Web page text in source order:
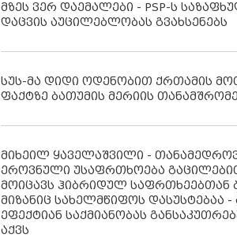
მზეს ვერ დაემალები - PSP-ს
დაცვის აუცილებლობას გვახსენებს
სუს-მა დიდი ოდენობით ქრთამის
ფაქტზე ბათუმის მერიის
მიხეილ ყაველაშვილი -
ეროვნული უსაფრთხოება
მოიცავს ჰიბრიდულ
მიზანიც სახელმწიფოს დასუსტებაა -
ეფექტიან საქმიანობას
აქვს